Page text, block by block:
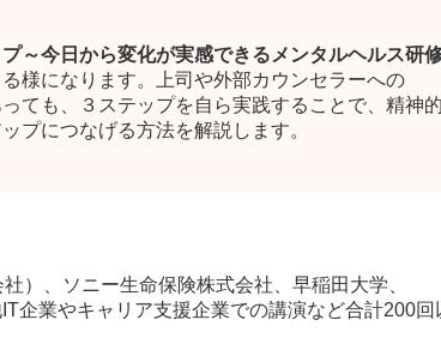
～今日から変化が実感できるメンタルヘルス研修
様になります。上司や外部カウンセラーへの
ても、３ステップを自ら実践することで、精神
プにつなげる方法を解説します。
）、ソニー生命保険株式会社、早稲田大学、
企業やキャリア支援企業での講演など合計200